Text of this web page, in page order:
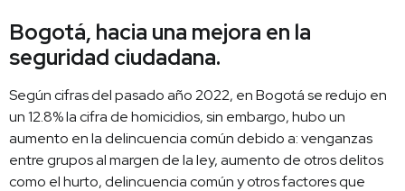
Bogotá, hacia una mejora en la
seguridad ciudadana.
Según cifras del pasado año 2022, en Bogotá se redujo en
un 12.8% la cifra de homicidios, sin embargo, hubo un
aumento en la delincuencia común debido a: venganzas
entre grupos al margen de la ley, aumento de otros delitos
como el hurto, delincuencia común y otros factores que